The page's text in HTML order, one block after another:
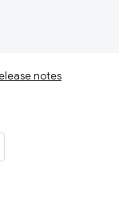
notes